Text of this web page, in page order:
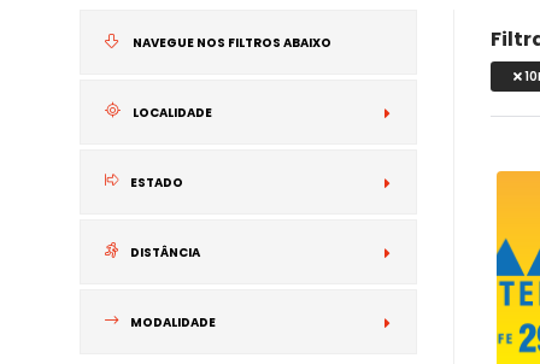
NAVEGUE NOS FILTROS ABAIXO
LOCALIDADE
ESTADO
DISTÂNCIA
MODALIDADE
NACIONAL